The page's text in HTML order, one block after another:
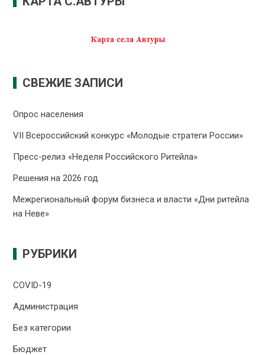
СВЕЖИЕ ЗАПИСИ
Опрос населения
VII Всероссийский конкурс «Молодые стратеги России»
Пресс-релиз «Неделя Российского Ритейла»
Решения на 2026 год
Межрегиональный форум бизнеса и власти «Дни ритейла
на Неве»
РУБРИКИ
COVID-19
Администрация
Без категории
Бюджет